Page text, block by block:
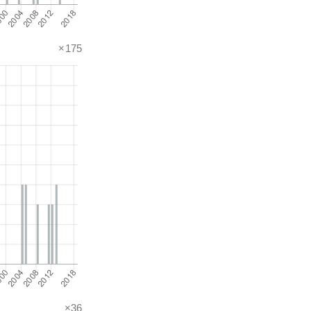
×175
×36